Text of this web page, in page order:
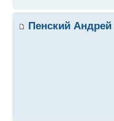
Пенский Андрей